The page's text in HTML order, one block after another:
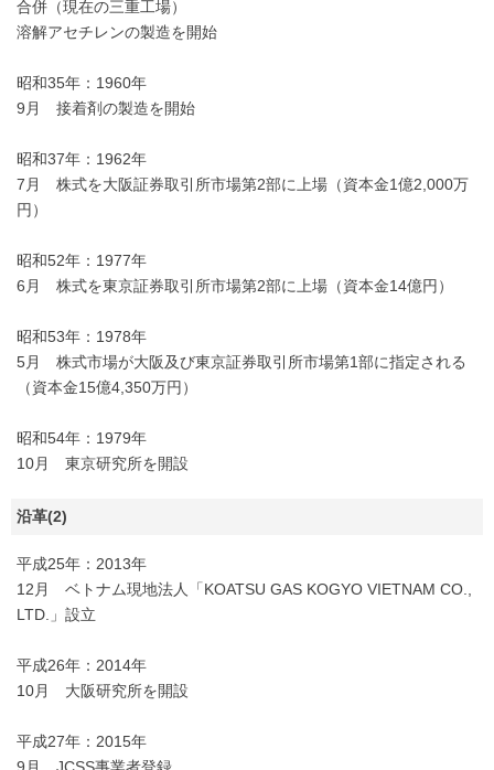
合併（現在の三重工場）
溶解アセチレンの製造を開始
昭和35年：1960年
9月 接着剤の製造を開始
昭和37年：1962年
7月 株式を大阪証券取引所市場第2部に上場（資本金1億2,000万
円）
昭和52年：1977年
6月 株式を東京証券取引所市場第2部に上場（資本金14億円）
昭和53年：1978年
5月 株式市場が大阪及び東京証券取引所市場第1部に指定される
（資本金15億4,350万円）
昭和54年：1979年
10月 東京研究所を開設
沿革(2)
平成25年：2013年
12月 ベトナム現地法人「KOATSU GAS KOGYO VIETNAM CO.,
LTD.」設立
平成26年：2014年
10月 大阪研究所を開設
平成27年：2015年